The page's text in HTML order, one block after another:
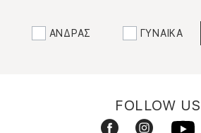
ΑΝΔΡΑΣ ΓΥΝΑΙΚΑ
FOLLOW US